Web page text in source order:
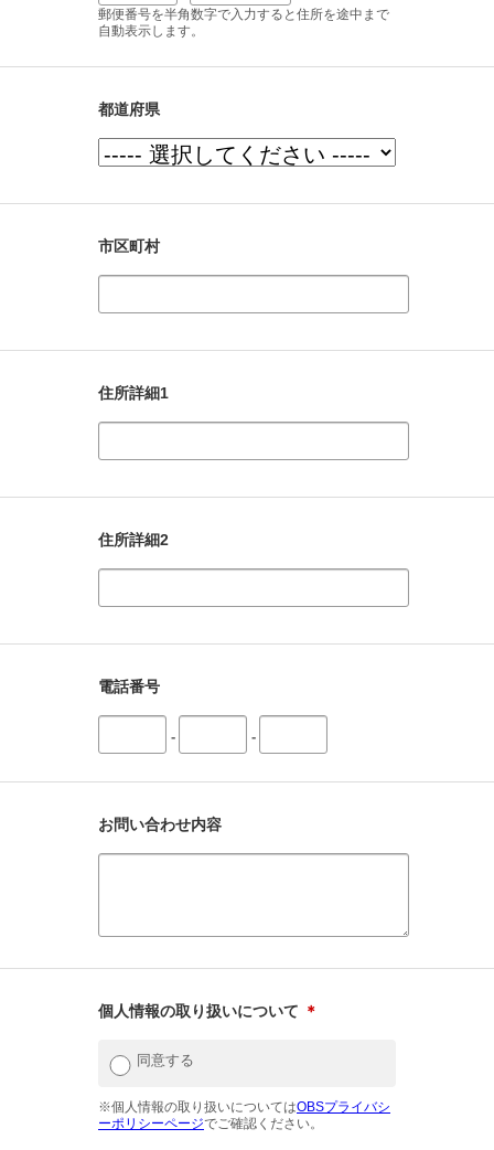
郵便番号を半角数字で入力すると住所を途中まで
自動表示します。
都道府県
市区町村
住所詳細1
住所詳細2
電話番号
- -
お問い合わせ内容
個人情報の取り扱いについて ＊
同意する
※個人情報の取り扱いについてはOBSプライバシ
ーポリシーページでご確認ください。